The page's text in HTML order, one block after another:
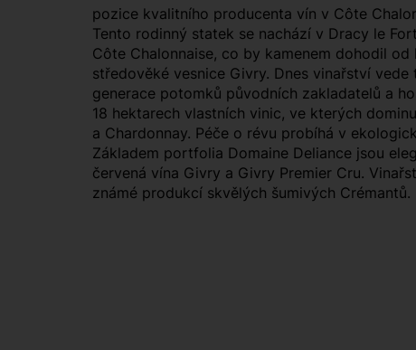
pozice kvalitního producenta vín v Côte
Tento rodinný statek se nachází v Dracy le
Côte Chalonnaise, co by kamenem dohodil od
středověké vesnice Givry. Dnes vinařství vede
generace potomků původních zakladatelů a
18 hektarech vlastních vinic, ve kterých
a Chardonnay. Péče o révu probíhá v
Základem portfolia Domaine Deliance jsou
červená vína Givry a Givry Premier Cru.
známé produkcí skvělých šumivých Crémantů.